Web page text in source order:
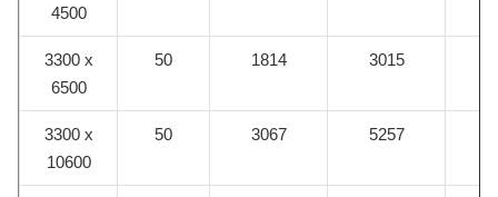
4500
3300 x
6500
50 1814 3015
3300 x
10600
50 3067 5257